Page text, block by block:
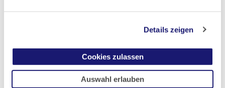
Details zeigen
Cookies zulassen
Auswahl erlauben
2013
2011